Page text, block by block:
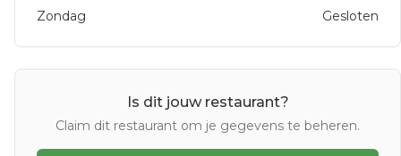
Zondag
Gesloten
Is dit jouw restaurant?
Claim dit restaurant om je gegevens te beheren.